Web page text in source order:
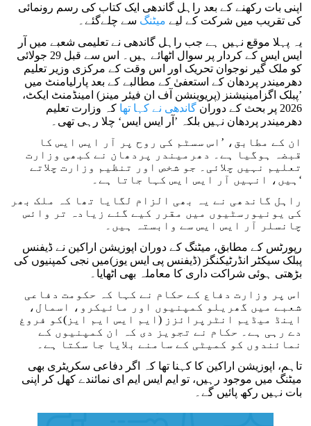
اپنی بات رکھنے کے بعد راہل گاندھی ایک کتاب کی رسم رونمائی
کی تقریب میں شرکت کے لیے میٹنگ سے چلےگئے۔
یہ پہلا موقع نہیں ہے جب راہل گاندھی نے تعلیمی شعبے میں آر
ایس ایس کے کردار پر سوال اٹھائے ہیں۔ اس سے قبل 29 جولائی
کو ملک گیر نوجوان تحریک اور اس وقت کے مرکزی وزیر تعلیم
دھرمیندر پردھان کے استعفیٰ کے مطالبے کے بعد پارلیامنٹ میں
’پبلک اگزامینیشنز (پریوینشن آف ان فیئر مینز) امینڈمنٹ ایکٹ،
2026 پر بحث کے دوران
گاندھی نے کہا تھا کہ وزارت تعلیم
دھرمیندر پردھان نہیں بلکہ ’آر ایس ایس‘ چلا رہی تھی۔
ان کے مطابق، ’اس سسٹم کی روح پر آر ایس ایس کا
قبضہ ہوگیا ہے۔ دھرمیندر پردھان نے کبھی وزارت
تعلیم نہیں چلائی۔ جو شخص اور تنظیم وزارت چلاتے
ہیں، انہیں آر ایس ایس کہا جاتا ہے۔‘
راہل گاندھی نے یہ بھی الزام لگایا تھا کہ ملک بھر
کی یونیورسٹیوں میں مقرر کیے گئے زیادہ تر وائس
چانسلر آر ایس ایس سے وابستہ ہیں۔
رپورٹس کے مطابق، میٹنگ کے دوران اپوزیشن اراکین نے ڈیفنس
پبلک سیکٹر انڈرٹیکنگز (ڈیفنس پی ایس یوز)میں نجی کمپنیوں کی
بڑھتی ہوئی شراکت داری کا معاملہ بھی اٹھایا۔
اس پر وزارت دفاع کے حکام نے کہا کہ حکومت دفاعی
شعبے میں گھریلو کمپنیوں اور مائیکرو، اسمال،
اینڈ میڈیم انٹرپرائزز (ایم ایس ایم ایز)کو فروغ
دے رہی ہے۔ حکام نے تجویز دی کہ ان کمپنیوں کے
نمائندوں کو کمیٹی کے سامنے بلایا جا سکتا ہے۔
تاہم، اپوزیشن اراکین کا کہنا تھا کہ اگر دفاعی سکریٹری بھی
میٹنگ میں موجود رہیں، تو ایم ایس ایم ای نمائندے کھل کر اپنی
بات نہیں رکھ پائیں گے۔